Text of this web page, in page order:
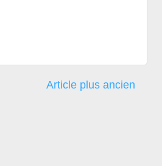
Article plus ancien